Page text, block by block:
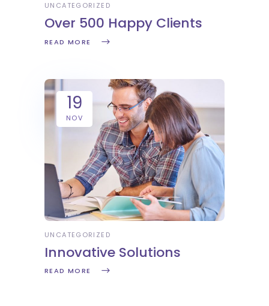
UNCATEGORIZED
Over 500 Happy Clients
READ MORE
19
NOV
UNCATEGORIZED
Innovative Solutions
READ MORE